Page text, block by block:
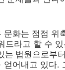
문화는 점점 위
드라고 할 수 있
는 법원으로부
얻어내고 있다.